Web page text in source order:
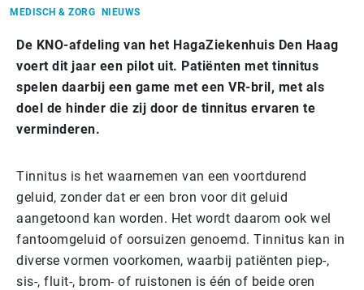
MEDISCH & ZORG NIEUWS
De KNO-afdeling van het HagaZiekenhuis Den Haag
voert dit jaar een pilot uit. Patiënten met tinnitus
spelen daarbij een game met een VR-bril, met als
doel de hinder die zij door de tinnitus ervaren te
verminderen.
Tinnitus is het waarnemen van een voortdurend
geluid, zonder dat er een bron voor dit geluid
aangetoond kan worden. Het wordt daarom ook wel
fantoomgeluid of oorsuizen genoemd. Tinnitus kan in
diverse vormen voorkomen, waarbij patiënten piep-,
sis-, fluit-, brom- of ruistonen is één of beide oren